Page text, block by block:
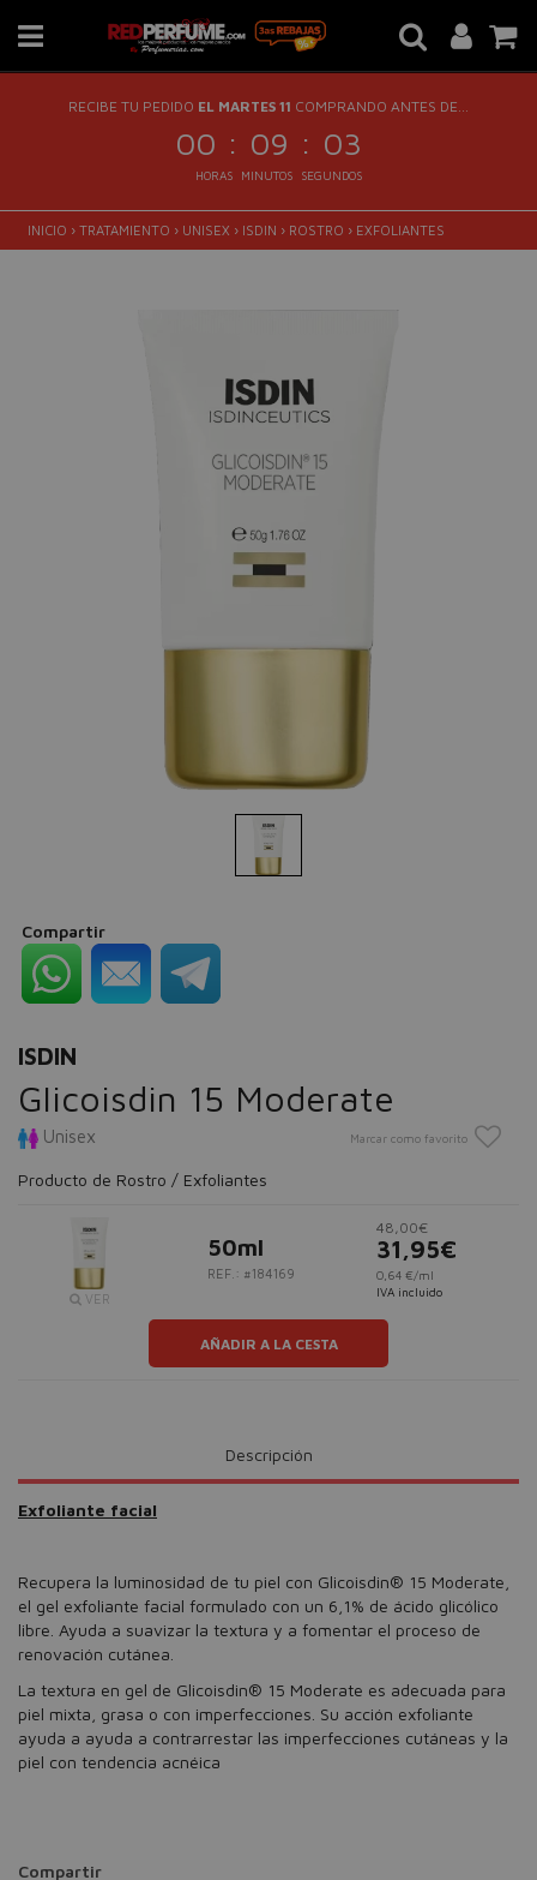
RECIBE TU PEDIDO EL MARTES 11 COMPRANDO ANTES DE...
00 : 09 : 02
HORAS MINUTOS SEGUNDOS
INICIO › TRATAMIENTO › UNISEX › ISDIN › ROSTRO › EXFOLIANTES
Compartir
ISDIN
Glicoisdin 15 Moderate
Unisex Marcar como favorito
Producto de Rostro / Exfoliantes
VER
50ml
REF.: #184169
48,00€
31,95€
0,64 €/ml
IVA incluido
AÑADIR A LA CESTA
Descripción
Exfoliante facial
Recupera la luminosidad de tu piel con Glicoisdin® 15 Moderate,
el gel exfoliante facial formulado con un 6,1% de ácido glicólico
libre. Ayuda a suavizar la textura y a fomentar el proceso de
renovación cutánea.
La textura en gel de Glicoisdin® 15 Moderate es adecuada para
piel mixta, grasa o con imperfecciones. Su acción exfoliante
ayuda a ayuda a contrarrestar las imperfecciones cutáneas y la
piel con tendencia acnéica
Compartir